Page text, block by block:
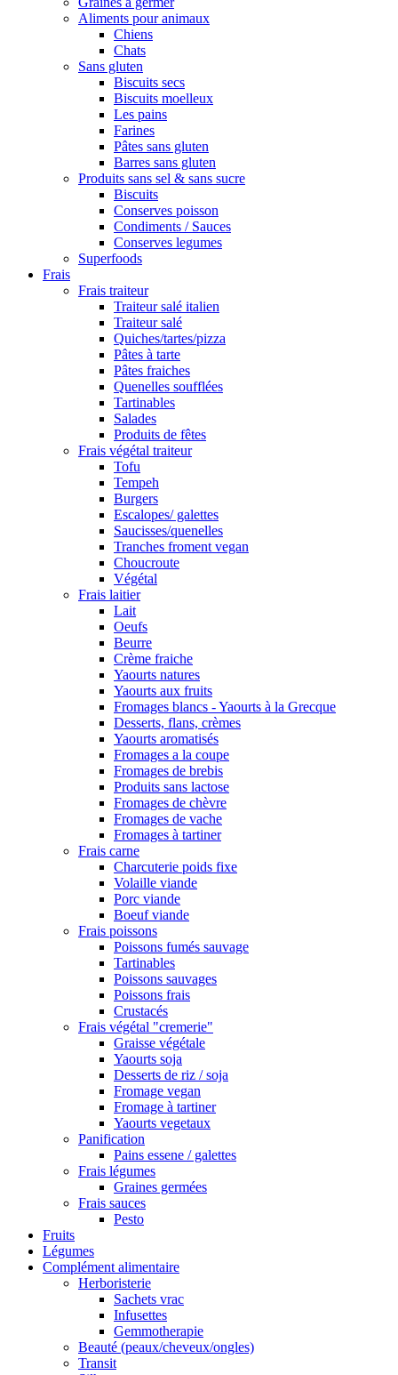
Aliments pour animaux
Chiens
Chats
Sans gluten
Biscuits secs
Biscuits moelleux
Les pains
Farines
Pâtes sans gluten
Barres sans gluten
Produits sans sel & sans sucre
Biscuits
Conserves poisson
Condiments / Sauces
Conserves legumes
Superfoods
Frais
Frais traiteur
Traiteur salé italien
Traiteur salé
Quiches/tartes/pizza
Pâtes à tarte
Pâtes fraiches
Quenelles soufflées
Tartinables
Salades
Produits de fêtes
Frais végétal traiteur
Tofu
Tempeh
Burgers
Escalopes/ galettes
Saucisses/quenelles
Tranches froment vegan
Choucroute
Végétal
Frais laitier
Lait
Oeufs
Beurre
Crème fraiche
Yaourts natures
Yaourts aux fruits
Fromages blancs - Yaourts à la Grecque
Desserts, flans, crèmes
Yaourts aromatisés
Fromages a la coupe
Fromages de brebis
Produits sans lactose
Fromages de chèvre
Fromages de vache
Fromages à tartiner
Frais carne
Charcuterie poids fixe
Volaille viande
Porc viande
Boeuf viande
Frais poissons
Poissons fumés sauvage
Tartinables
Poissons sauvages
Poissons frais
Crustacés
Frais végétal "cremerie"
Graisse végétale
Yaourts soja
Desserts de riz / soja
Fromage vegan
Fromage à tartiner
Yaourts vegetaux
Panification
Pains essene / galettes
Frais légumes
Graines germées
Frais sauces
Pesto
Fruits
Légumes
Complément alimentaire
Herboristerie
Sachets vrac
Infusettes
Gemmotherapie
Beauté (peaux/cheveux/ongles)
Transit